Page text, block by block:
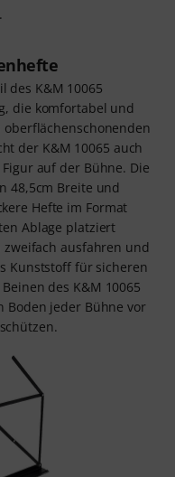
des K&M 10065
die komfortabel und
der K&M 10065 auch
auf der Bühne. Die
48,5cm Breite und
Hefte im Format
Ablage platziert
ausfahren und
Kunststoff für sicheren
des K&M 10065
Boden jeder Bühne vor